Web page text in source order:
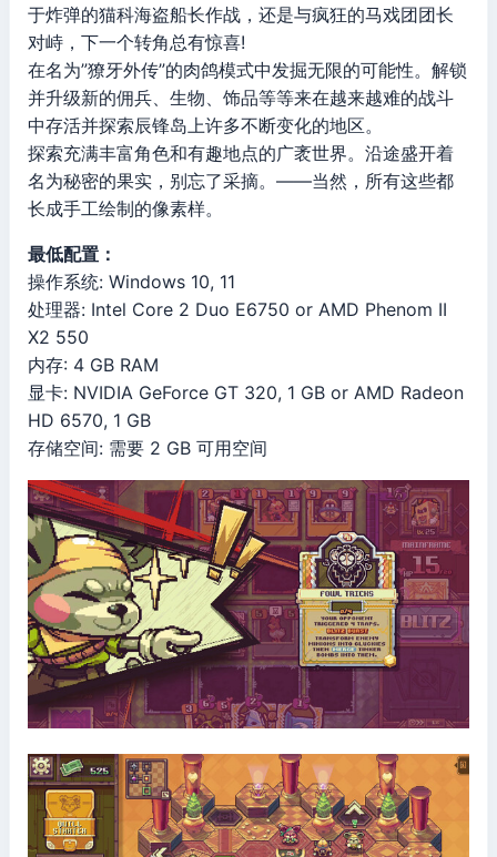
于炸弹的猫科海盗船长作战，还是与疯狂的马戏团团长
对峙，下一个转角总有惊喜!
在名为”獠牙外传”的肉鸽模式中发掘无限的可能性。解锁
并升级新的佣兵、生物、饰品等等来在越来越难的战斗
中存活并探索辰锋岛上许多不断变化的地区。
探索充满丰富角色和有趣地点的广袤世界。沿途盛开着
名为秘密的果实，别忘了采摘。——当然，所有这些都
长成手工绘制的像素样。
最低配置：
操作系统: Windows 10, 11
处理器: Intel Core 2 Duo E6750 or AMD Phenom II
X2 550
内存: 4 GB RAM
显卡: NVIDIA GeForce GT 320, 1 GB or AMD Radeon
HD 6570, 1 GB
存储空间: 需要 2 GB 可用空间